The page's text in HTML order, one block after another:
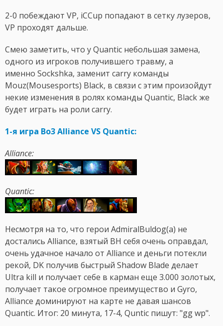
2-0 побеждают VP, iCCup попадают в сетку лузеров,
VP проходят дальше.
Смею заметить, что у Quantic небольшая замена,
одного из игроков получившего травму, а
именно Sockshka, заменит carry команды
Mouz(Mousesports) Black, в связи с этим произойдут
некие изменения в ролях команды Quantic, Black же
будет играть на роли carry.
1-я игра Bo3 Alliance VS Quantic:
Alliance:
Quantic:
Несмотря на то, что герои AdmiralBuldog(а) не
достались Alliance, взятый BH себя очень оправдал,
очень удачное начало от Alliance и деньги потекли
рекой, DK получив быстрый Shadow Blade делает
Ultra kill и получает себе в карман еще 3.000 золотых,
получает такое огромное преимущество и Gyro,
Alliance доминируют на карте не давая шансов
Quantic. Итог: 20 минута, 17-4, Quntic пишут: "gg wp".